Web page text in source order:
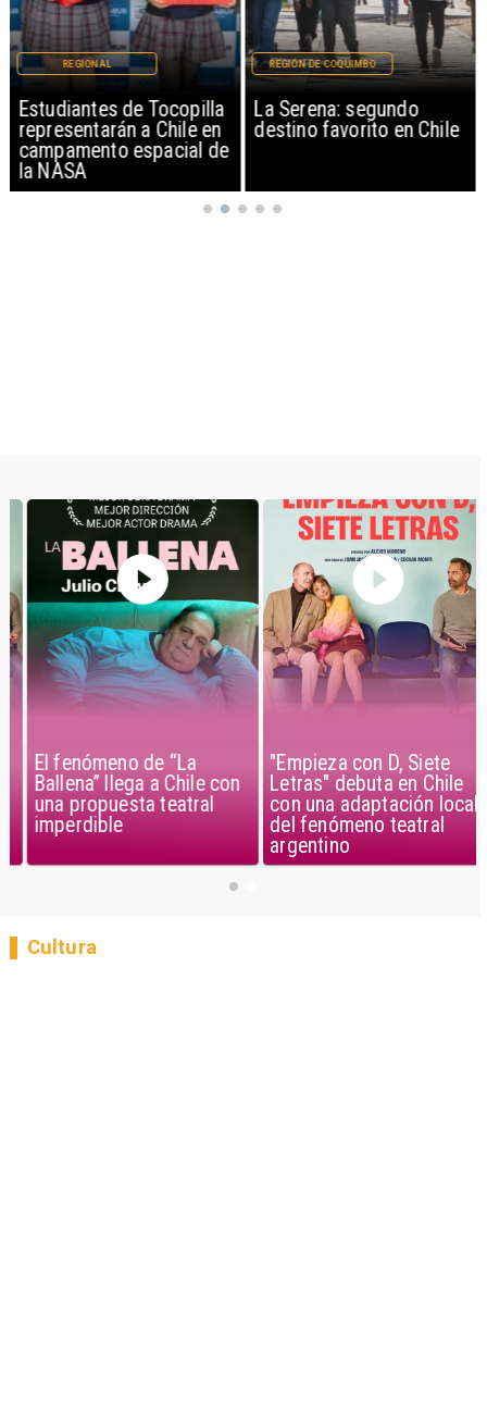
Estudiantes de Tocopilla
representarán a Chile en
campamento espacial de
la NASA
REGIONAL
La Serena: segundo
destino favorito en Chile
REGIÓN DE COQUIMBO
El fenómeno de “La
Ballena” llega a Chile con
una propuesta teatral
imperdible
"Empieza con D, Siete
Letras" debuta en Chile
con una adaptación local
del fenómeno teatral
argentino
Cultura